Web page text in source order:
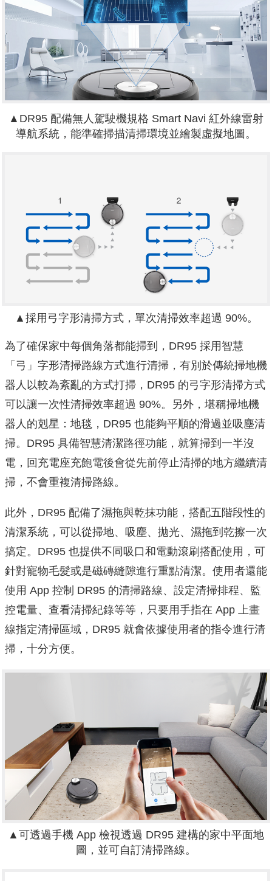
▲DR95 配備無人駕駛機規格 Smart Navi 紅外線雷射
導航系統，能準確掃描清掃環境並繪製虛擬地圖。
▲採用弓字形清掃方式，單次清掃效率超過 90%。
為了確保家中每個角落都能掃到，DR95 採用智慧
「弓」字形清掃路線方式進行清掃，有別於傳統掃地機
器人以較為紊亂的方式打掃，DR95 的弓字形清掃方式
可以讓一次性清掃效率超過 90%。另外，堪稱掃地機
器人的剋星：地毯，DR95 也能夠平順的滑過並吸塵清
掃。DR95 具備智慧清潔路徑功能，就算掃到一半沒
電，回充電座充飽電後會從先前停止清掃的地方繼續清
掃，不會重複清掃路線。
此外，DR95 配備了濕拖與乾抹功能，搭配五階段性的
清潔系統，可以從掃地、吸塵、拋光、濕拖到乾擦一次
搞定。DR95 也提供不同吸口和電動滾刷搭配使用，可
針對寵物毛髮或是磁磚縫隙進行重點清潔。使用者還能
使用 App 控制 DR95 的清掃路線、設定清掃排程、監
控電量、查看清掃紀錄等等，只要用手指在 App 上畫
線指定清掃區域，DR95 就會依據使用者的指令進行清
掃，十分方便。
▲可透過手機 App 檢視透過 DR95 建構的家中平面地
圖，並可自訂清掃路線。